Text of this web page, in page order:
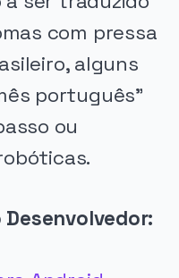
com pressa
alguns
português"
ou
Desenvolvedor: